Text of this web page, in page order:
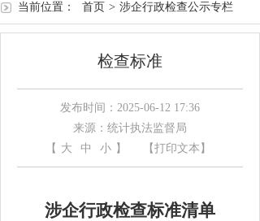
当前位置： 首页 > 涉企行政检查公示专栏
检查标准
发布时间：2025-06-12 17:36
来源：统计执法监督局
【 大 中 小 】 【打印文本】
涉企行政检查标准清单